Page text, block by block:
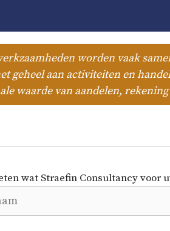
worden vaak
geheel aan activiteiten en
waarde van aandelen,
wat Straefin Consultancy voor